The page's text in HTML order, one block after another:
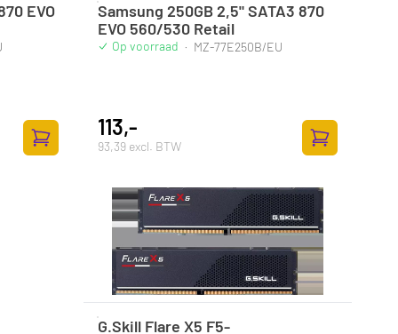
EVO
Toevoegen aan winkelwagen
Samsung 250GB 2,5" SATA3 870
EVO 560/530 Retail
Op voorraad · MZ-77E250B/EU
113,-
93,39 excl. BTW
Toevoegen
G.Skill Flare X5 F5-